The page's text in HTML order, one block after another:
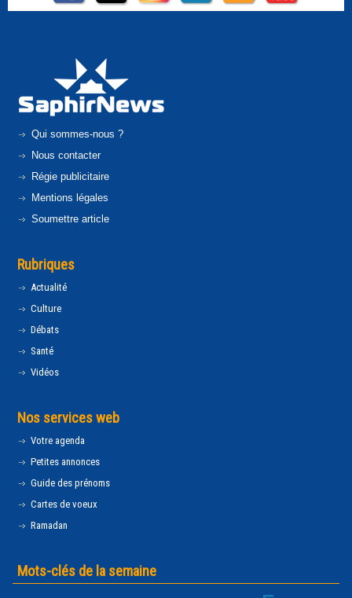
Qui sommes-nous ?
Nous contacter
Régie publicitaire
Mentions légales
Soumettre article
Rubriques
Actualité
Culture
Débats
Santé
Vidéos
Nos services web
Votre agenda
Petites annonces
Guide des prénoms
Cartes de voeux
Ramadan
Mots-clés de la semaine